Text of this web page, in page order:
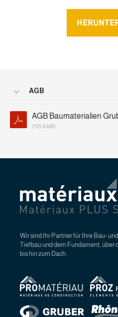
AGB
AGB Baumaterialien
(135.6 kB)
Wir sind Ihr Partner für Ihre Bau-
Tiefbau und dem Fundament, über
bis hin zum Dach.